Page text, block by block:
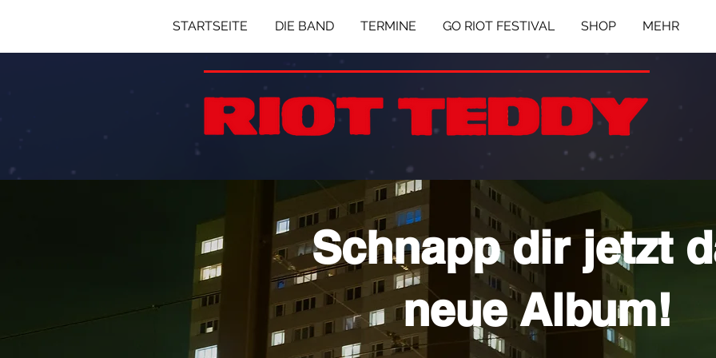
STARTSEITE DIE BAND TERMINE GO RIOT FESTIVAL SHOP MEHR
Schnapp dir jetzt
neue Album!